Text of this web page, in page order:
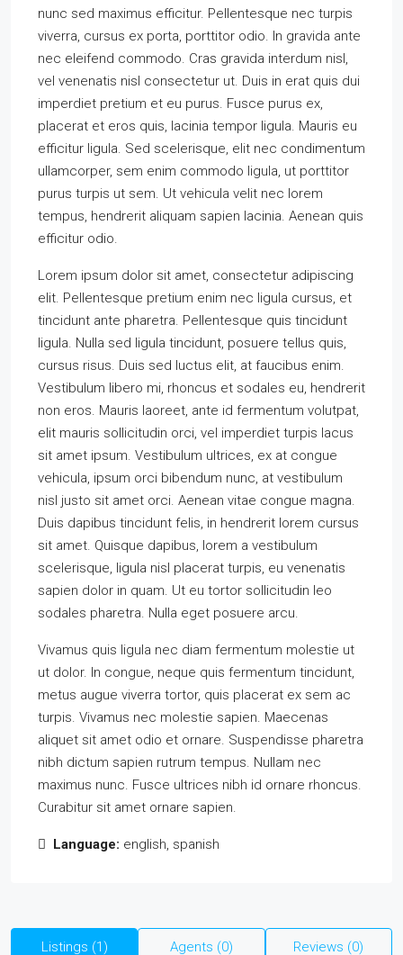
nunc sed maximus efficitur. Pellentesque nec turpis
viverra, cursus ex porta, porttitor odio. In gravida ante
nec eleifend commodo. Cras gravida interdum nisl,
vel venenatis nisl consectetur ut. Duis in erat quis dui
imperdiet pretium et eu purus. Fusce purus ex,
placerat et eros quis, lacinia tempor ligula. Mauris eu
efficitur ligula. Sed scelerisque, elit nec condimentum
ullamcorper, sem enim commodo ligula, ut porttitor
purus turpis ut sem. Ut vehicula velit nec lorem
tempus, hendrerit aliquam sapien lacinia. Aenean quis
efficitur odio.
Lorem ipsum dolor sit amet, consectetur adipiscing
elit. Pellentesque pretium enim nec ligula cursus, et
tincidunt ante pharetra. Pellentesque quis tincidunt
ligula. Nulla sed ligula tincidunt, posuere tellus quis,
cursus risus. Duis sed luctus elit, at faucibus enim.
Vestibulum libero mi, rhoncus et sodales eu, hendrerit
non eros. Mauris laoreet, ante id fermentum volutpat,
elit mauris sollicitudin orci, vel imperdiet turpis lacus
sit amet ipsum. Vestibulum ultrices, ex at congue
vehicula, ipsum orci bibendum nunc, at vestibulum
nisl justo sit amet orci. Aenean vitae congue magna.
Duis dapibus tincidunt felis, in hendrerit lorem cursus
sit amet. Quisque dapibus, lorem a vestibulum
scelerisque, ligula nisl placerat turpis, eu venenatis
sapien dolor in quam. Ut eu tortor sollicitudin leo
sodales pharetra. Nulla eget posuere arcu.
Vivamus quis ligula nec diam fermentum molestie ut
ut dolor. In congue, neque quis fermentum tincidunt,
metus augue viverra tortor, quis placerat ex sem ac
turpis. Vivamus nec molestie sapien. Maecenas
aliquet sit amet odio et ornare. Suspendisse pharetra
nibh dictum sapien rutrum tempus. Nullam nec
maximus nunc. Fusce ultrices nibh id ornare rhoncus.
Curabitur sit amet ornare sapien.
Language: english, spanish
Listings (1) Agents (0) Reviews (0)